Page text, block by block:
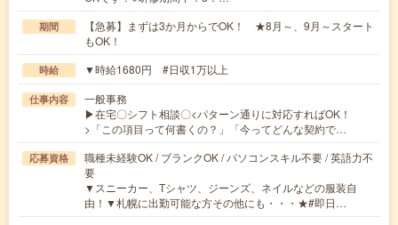
期間
【急募】まずは3か月からでOK！ ★8月～、9月～スタート
もOK！
時給 ▼時給1680円 #日収1万以上
仕事内容
一般事務
▶在宅〇シフト相談〇<パターン通りに対応すればOK！
>「この項目って何書くの？」「今ってどんな契約で…
応募資格
職種未経験OK / ブランクOK / パソコンスキル不要 / 英語力不
要
▼スニーカー、Tシャツ、ジーンズ、ネイルなどの服装自
由！▼札幌に出勤可能な方その他にも・・・★#即日…